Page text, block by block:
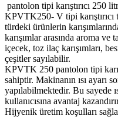
pantolon tipi karıştırıcı 250
KPVTK250- V tipi
türdeki ürünlerin
karışımlar arasında aroma
içecek, toz ilaç karışımları,
çeşitler sayılabilir.
KPVTK 250 pantolon tipi
sahiptir. Makinanın ısı ayarı
yapılabilmektedir. Bu sayede
kullanıcısına avantaj
Hijyenik üretim koşulları